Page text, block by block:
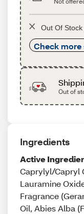
Out Of Stock
Check more
Out of
Ingredients
Active
Caprylyl/Capryl
Lauramine
Fragrance
Oil, Abies Alba